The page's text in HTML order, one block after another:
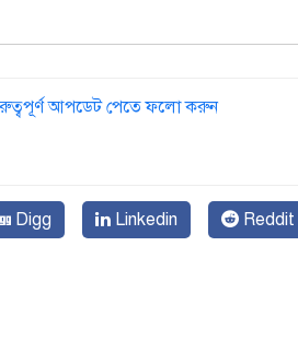
আপডেট পেতে ফলো করুন
Digg Linkedin Reddit